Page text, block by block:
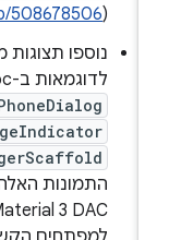
,b/508678506
נוספו תצוגות
לדוגמאות ב-KDoc עבור
התמונות האלה